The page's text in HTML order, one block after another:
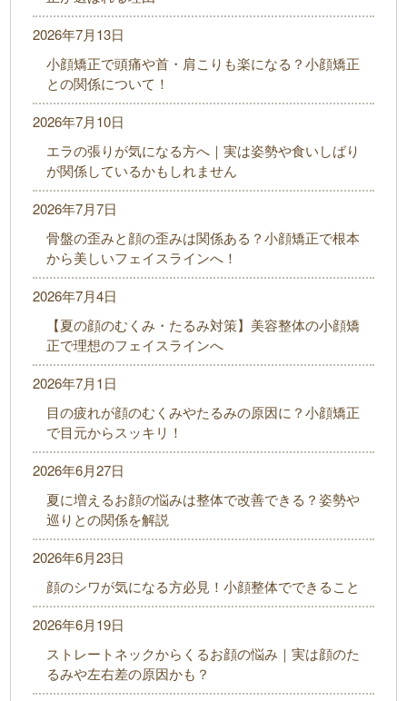
小顔矯正で頭痛や首・肩こりも楽になる？小顔矯正
との関係について！
2026年7月13日
エラの張りが気になる方へ｜実は姿勢や食いしばり
が関係しているかもしれません
2026年7月10日
骨盤の歪みと顔の歪みは関係ある？小顔矯正で根本
から美しいフェイスラインへ！
2026年7月7日
【夏の顔のむくみ・たるみ対策】美容整体の小顔矯
正で理想のフェイスラインへ
2026年7月4日
目の疲れが顔のむくみやたるみの原因に？小顔矯正
で目元からスッキリ！
2026年7月1日
夏に増えるお顔の悩みは整体で改善できる？姿勢や
巡りとの関係を解説
2026年6月27日
顔のシワが気になる方必見！小顔整体でできること
2026年6月23日
ストレートネックからくるお顔の悩み｜実は顔のた
るみや左右差の原因かも？
2026年6月19日